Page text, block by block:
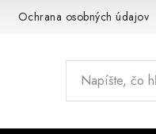
Ochrana osobných údajov